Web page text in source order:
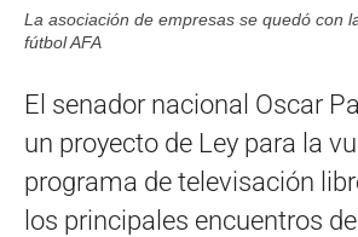
La asociación de empresas se quedó con
fútbol AFA
El senador nacional Oscar
un proyecto de Ley para la
programa de televisación
los principales encuentros